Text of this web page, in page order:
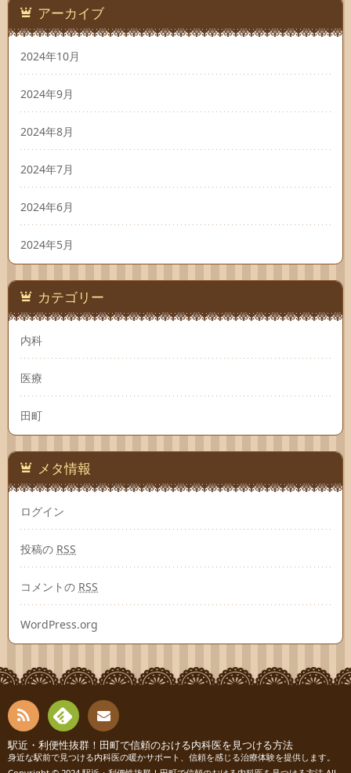
アーカイブ
2024年10月
2024年9月
2024年8月
2024年7月
2024年6月
2024年5月
カテゴリー
内科
医療
田町
メタ情報
ログイン
投稿の RSS
コメントの RSS
WordPress.org
RSS
Fee
お問
駅近・利便性抜群！田町で信頼のおける内科医を見つける方法
身近な駅前で見つける内科医の暖かサポート、信頼を感じる治療体験を提供します。